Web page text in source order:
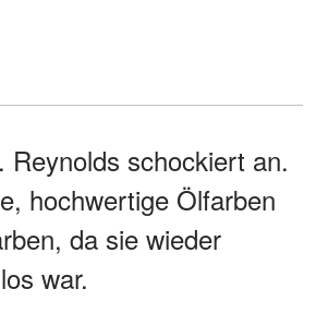
Reynolds schockiert an.
hochwertige Ölfarben
da sie wieder
war.